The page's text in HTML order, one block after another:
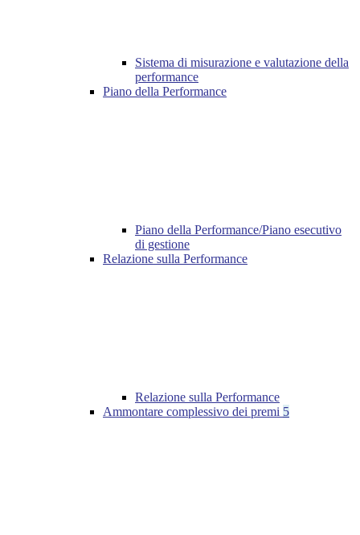
Sistema di misurazione e valutazione della
performance
Piano della Performance
Piano della Performance/Piano esecutivo
di gestione
Relazione sulla Performance
Relazione sulla Performance
Ammontare complessivo dei premi 5